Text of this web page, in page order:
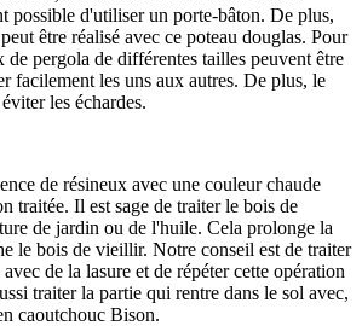
possible d'utiliser un porte-bâton. De plus,
être réalisé avec ce poteau douglas. Pour
de pergola de différentes tailles peuvent être
facilement les uns aux autres. De plus, le
les échardes.
de résineux avec une couleur chaude
traitée. Il est sage de traiter le bois de
de jardin ou de l'huile. Cela prolonge la
le bois de vieillir. Notre conseil est de traiter
de la lasure et de répéter cette opération
traiter la partie qui rentre dans le sol avec,
caoutchouc Bison.